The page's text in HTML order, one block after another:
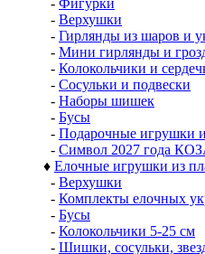
- Фигурки
- Верхушки
- Гирлянды из шаров и
- Мини гирлянды и
- Колокольчики и
- Сосульки и подвески
- Наборы шишек
- Бусы
- Подарочные игрушки
- Символ 2027 года
♦ Елочные игрушки из
- Верхушки
- Комплекты елочных
- Бусы
- Колокольчики 5-25 см
- Шишки, сосульки,